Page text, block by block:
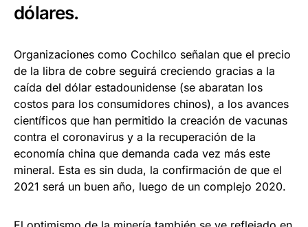
dólares.
Organizaciones como Cochilco señalan que el precio
de la libra de cobre seguirá creciendo gracias a la
caída del dólar estadounidense (se abaratan los
costos para los consumidores chinos), a los avances
científicos que han permitido la creación de vacunas
contra el coronavirus y a la recuperación de la
economía china que demanda cada vez más este
mineral. Esta es sin duda, la confirmación de que el
2021 será un buen año, luego de un complejo 2020.